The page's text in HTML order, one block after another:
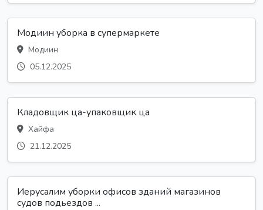
Модиин уборка в супермаркете
Модиин
05.12.2025
Кладовщик ца-упаковщик ца
Хайфа
21.12.2025
Иерусалим уборки офисов зданий магазинов
судов подьездов ...